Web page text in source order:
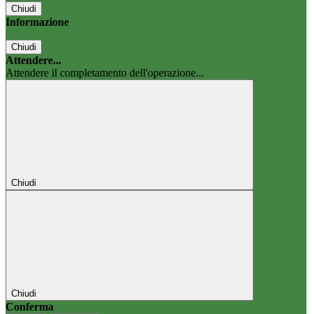
Chiudi
Informazione
Chiudi
Attendere...
Attendere il completamento dell'operazione...
Chiudi
Chiudi
Conferma